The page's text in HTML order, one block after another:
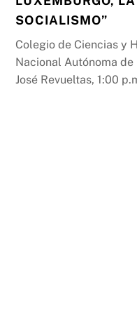
SOCIALISMO”
Colegio de Ciencias y
Nacional Autónoma
José Revueltas, 1:00